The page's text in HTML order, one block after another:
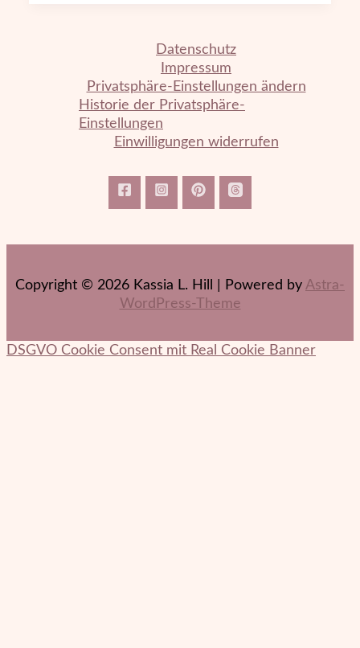
Datenschutz
Impressum
Privatsphäre-Einstellungen ändern
Historie der Privatsphäre-
Einstellungen
Einwilligungen widerrufen
Copyright © 2026 Kassia L. Hill | Powered by Astra-
WordPress-Theme
DSGVO Cookie Consent mit Real Cookie Banner